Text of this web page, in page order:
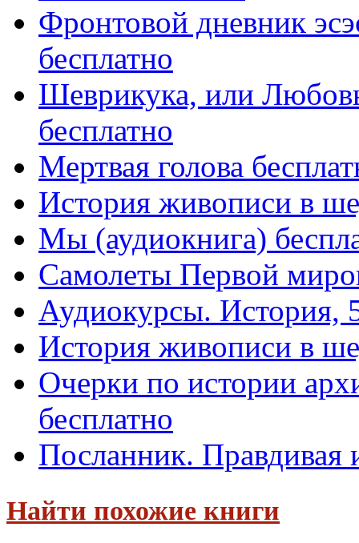
Фронтовой дневник
бесплатно
Шеврикука, или
бесплатно
Мертвая голова
История живописи в
Мы (аудиокнига)
Самолеты Первой
Аудиокурсы. История,
История живописи в
Очерки по истории
бесплатно
Посланник. Правдивая
Найти похожие книги